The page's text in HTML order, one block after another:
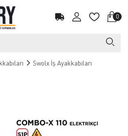
0
Swolx İş Ayakkabıları